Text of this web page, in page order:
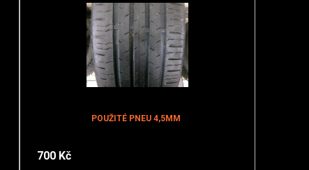
POUŽITÉ PNEU 4,5MM
700 Kč